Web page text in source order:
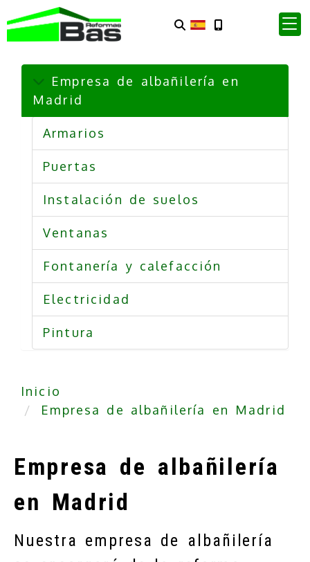
Empresa de albañilería en
Madrid
Armarios
Puertas
Instalación de suelos
Ventanas
Fontanería y calefacción
Electricidad
Pintura
Inicio
Empresa de albañilería en Madrid
Empresa de albañilería
en Madrid
Nuestra empresa de albañilería